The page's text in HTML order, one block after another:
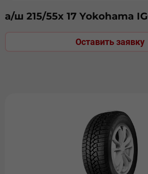
а/ш 215/55х 17 Yokohama
Оставить заявку